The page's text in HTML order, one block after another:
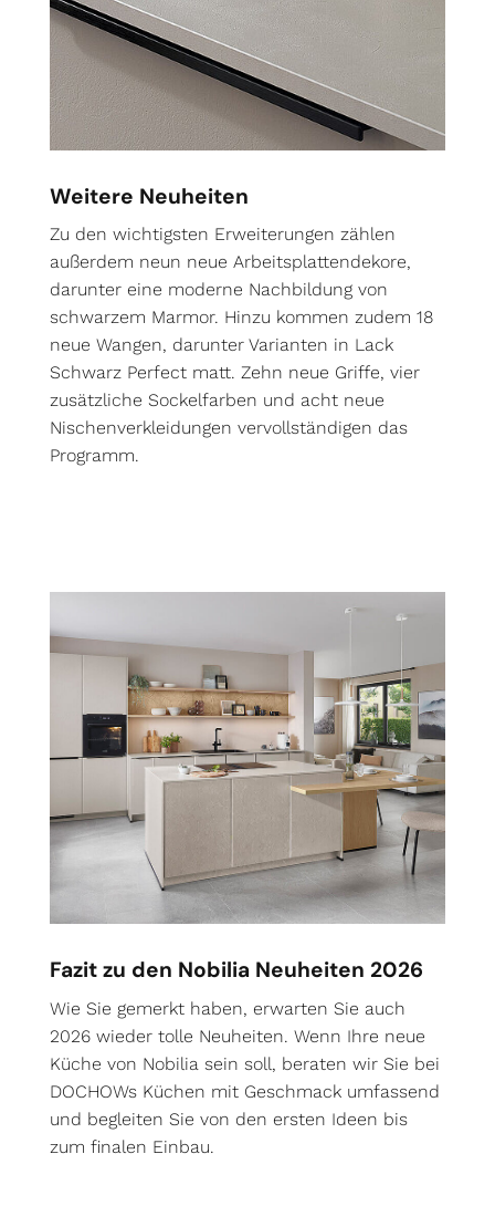
Weitere Neuheiten
Zu den wichtigsten Erweiterungen zählen
außerdem neun neue Arbeitsplattendekore,
darunter eine moderne Nachbildung von
schwarzem Marmor. Hinzu kommen zudem 18
neue Wangen, darunter Varianten in Lack
Schwarz Perfect matt. Zehn neue Griffe, vier
zusätzliche Sockelfarben und acht neue
Nischenverkleidungen vervollständigen das
Programm.
Fazit zu den Nobilia Neuheiten 2026
Wie Sie gemerkt haben, erwarten Sie auch
2026 wieder tolle Neuheiten. Wenn Ihre neue
Küche von Nobilia sein soll, beraten wir Sie bei
DOCHOWs Küchen mit Geschmack umfassend
und begleiten Sie von den ersten Ideen bis
zum finalen Einbau.